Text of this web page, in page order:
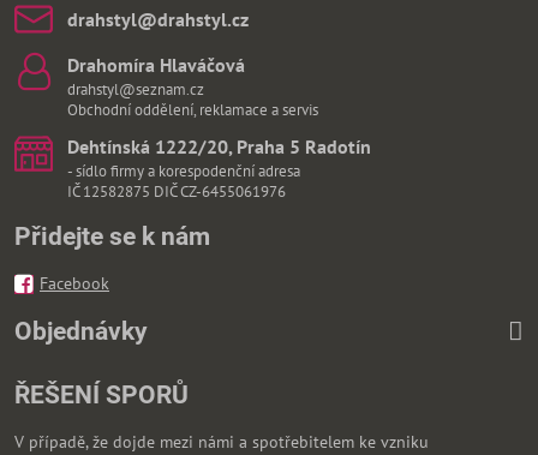
drahstyl​@drahstyl​.cz
Drahomíra Hlaváčová
drahstyl@seznam.cz
Obchodní oddělení, reklamace a servis
Dehtínská 1222/20, Praha 5 Radotín
- sídlo firmy a korespodenční adresa
IČ 12582875 DIČ CZ-6455061976
Přidejte se k nám
Facebook
Objednávky
ŘEŠENÍ SPORŮ
V případě, že dojde mezi námi a spotřebitelem ke vzniku